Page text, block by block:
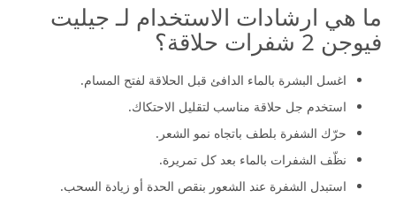
ما هي ارشادات الاستخدام لـ جيليت
فيوجن 2 شفرات حلاقة؟
اغسل البشرة بالماء الدافئ قبل الحلاقة لفتح المسام.
استخدم جل حلاقة مناسب لتقليل الاحتكاك.
حرّك الشفرة بلطف باتجاه نمو الشعر.
نظّف الشفرات بالماء بعد كل تمريرة.
استبدل الشفرة عند الشعور بنقص الحدة أو زيادة السحب.